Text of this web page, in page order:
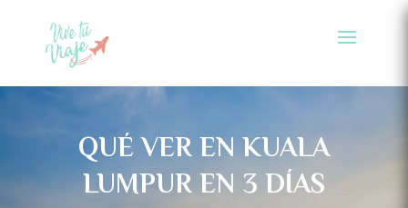
QUÉ VER EN KUALA
LUMPUR EN 3 DÍAS